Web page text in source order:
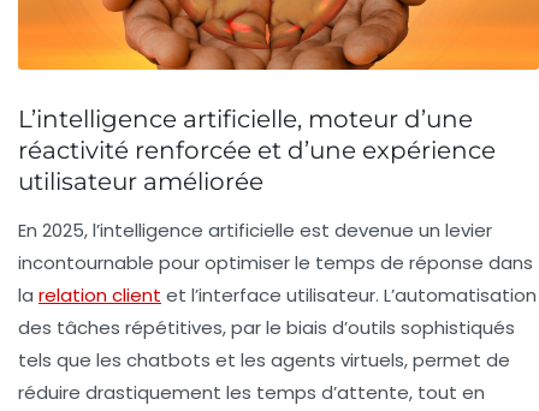
L’intelligence artificielle, moteur d’une
réactivité renforcée et d’une expérience
utilisateur améliorée
En 2025, l’intelligence artificielle est devenue un levier
incontournable pour optimiser le temps de réponse dans
la relation client et l’interface utilisateur. L’automatisation
des tâches répétitives, par le biais d’outils sophistiqués
tels que les chatbots et les agents virtuels, permet de
réduire drastiquement les temps d’attente, tout en